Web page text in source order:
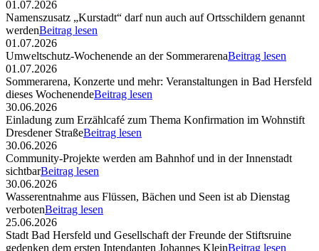
01.07.2026
Namenszusatz „Kurstadt“ darf nun auch auf Ortsschildern genannt
werdenBeitrag lesen
01.07.2026
Umweltschutz-Wochenende an der SommerarenaBeitrag lesen
01.07.2026
Sommerarena, Konzerte und mehr: Veranstaltungen in Bad Hersfeld
dieses WochenendeBeitrag lesen
30.06.2026
Einladung zum Erzählcafé zum Thema Konfirmation im Wohnstift
Dresdener StraßeBeitrag lesen
30.06.2026
Community-Projekte werden am Bahnhof und in der Innenstadt
sichtbarBeitrag lesen
30.06.2026
Wasserentnahme aus Flüssen, Bächen und Seen ist ab Dienstag
verbotenBeitrag lesen
25.06.2026
Stadt Bad Hersfeld und Gesellschaft der Freunde der Stiftsruine
gedenken dem ersten Intendanten Johannes KleinBeitrag lesen